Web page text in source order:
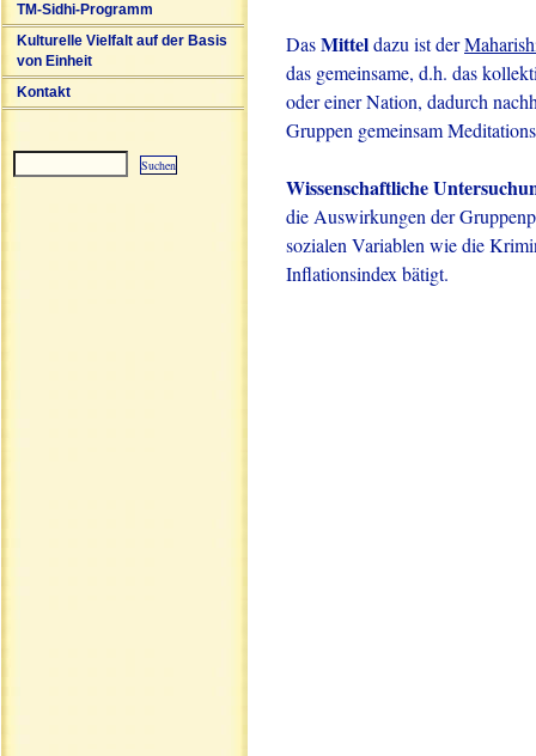
TM-Sidhi-Programm
Kulturelle Vielfalt auf der Basis
von Einheit
Kontakt
DasMitteldazu ist der
das gemeinsame, d.h. das
oder einer Nation, dadurch
Gruppen gemeinsam
Wissenschaftliche
die Auswirkungen der
sozialen Variablen wie die
Inflationsindex bätigt.